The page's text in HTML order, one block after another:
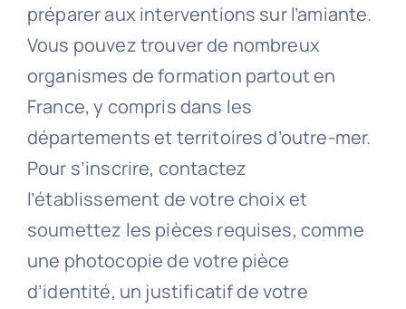
préparer aux interventions sur l’amiante.
Vous pouvez trouver de nombreux
organismes de formation partout en
France, y compris dans les
départements et territoires d’outre-mer.
Pour s’inscrire, contactez
l’établissement de votre choix et
soumettez les pièces requises, comme
une photocopie de votre pièce
d’identité, un justificatif de votre